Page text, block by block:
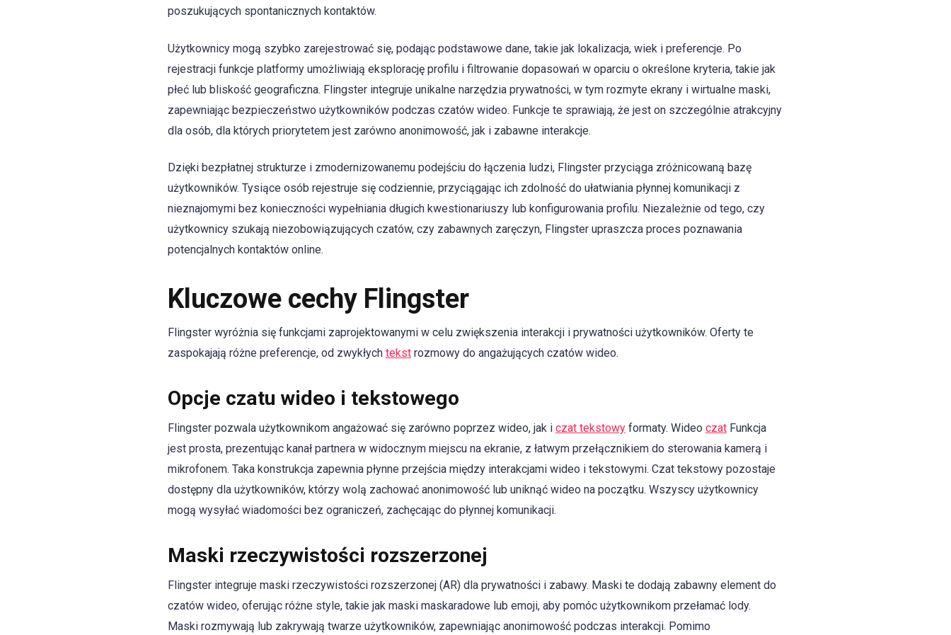
poszukujących spontanicznych kontaktów.
Użytkownicy mogą szybko zarejestrować się, podając podstawowe dane, takie jak lokalizacja, wiek i preferencje. Po
rejestracji funkcje platformy umożliwiają eksplorację profilu i filtrowanie dopasowań w oparciu o określone kryteria, takie jak
płeć lub bliskość geograficzna. Flingster integruje unikalne narzędzia prywatności, w tym rozmyte ekrany i wirtualne maski,
zapewniając bezpieczeństwo użytkowników podczas czatów wideo. Funkcje te sprawiają, że jest on szczególnie atrakcyjny
dla osób, dla których priorytetem jest zarówno anonimowość, jak i zabawne interakcje.
Dzięki bezpłatnej strukturze i zmodernizowanemu podejściu do łączenia ludzi, Flingster przyciąga zróżnicowaną bazę
użytkowników. Tysiące osób rejestruje się codziennie, przyciągając ich zdolność do ułatwiania płynnej komunikacji z
nieznajomymi bez konieczności wypełniania długich kwestionariuszy lub konfigurowania profilu. Niezależnie od tego, czy
użytkownicy szukają niezobowiązujących czatów, czy zabawnych zaręczyn, Flingster upraszcza proces poznawania
potencjalnych kontaktów online.
Kluczowe cechy Flingster
Flingster wyróżnia się funkcjami zaprojektowanymi w celu zwiększenia interakcji i prywatności użytkowników. Oferty te
zaspokajają różne preferencje, od zwykłych tekst rozmowy do angażujących czatów wideo.
Opcje czatu wideo i tekstowego
Flingster pozwala użytkownikom angażować się zarówno poprzez wideo, jak i czat tekstowy formaty. Wideo czat Funkcja
jest prosta, prezentując kanał partnera w widocznym miejscu na ekranie, z łatwym przełącznikiem do sterowania kamerą i
mikrofonem. Taka konstrukcja zapewnia płynne przejścia między interakcjami wideo i tekstowymi. Czat tekstowy pozostaje
dostępny dla użytkowników, którzy wolą zachować anonimowość lub uniknąć wideo na początku. Wszyscy użytkownicy
mogą wysyłać wiadomości bez ograniczeń, zachęcając do płynnej komunikacji.
Maski rzeczywistości rozszerzonej
Flingster integruje maski rzeczywistości rozszerzonej (AR) dla prywatności i zabawy. Maski te dodają zabawny element do
czatów wideo, oferując różne style, takie jak maski maskaradowe lub emoji, aby pomóc użytkownikom przełamać lody.
Maski rozmywają lub zakrywają twarze użytkowników, zapewniając anonimowość podczas interakcji. Pomimo